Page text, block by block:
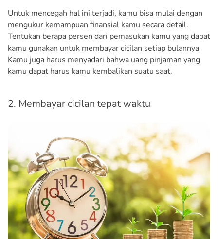
Untuk mencegah hal ini terjadi, kamu bisa mulai dengan
mengukur kemampuan finansial kamu secara detail.
Tentukan berapa persen dari pemasukan kamu yang dapat
kamu gunakan untuk membayar cicilan setiap bulannya.
Kamu juga harus menyadari bahwa uang pinjaman yang
kamu dapat harus kamu kembalikan suatu saat.
2. Membayar cicilan tepat waktu